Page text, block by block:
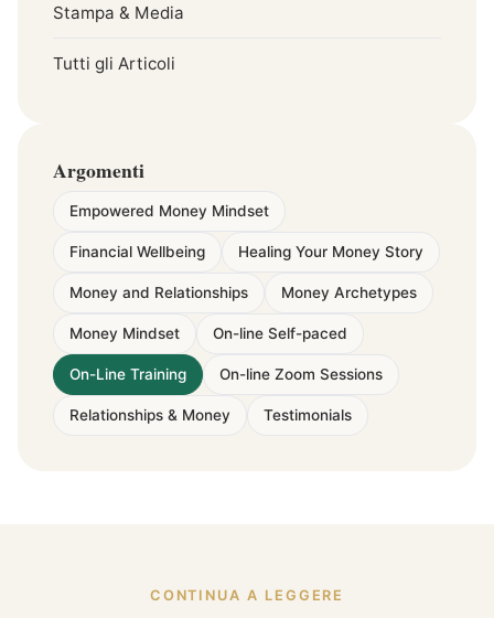
Stampa & Media
Tutti gli Articoli
Argomenti
Empowered Money Mindset
Financial Wellbeing Healing Your Money Story
Money and Relationships Money Archetypes
Money Mindset On-line Self-paced
On-Line Training On-line Zoom Sessions
Relationships & Money Testimonials
CONTINUA A LEGGERE